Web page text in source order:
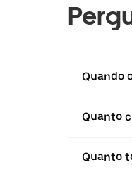
Quando
Quanto
Quanto